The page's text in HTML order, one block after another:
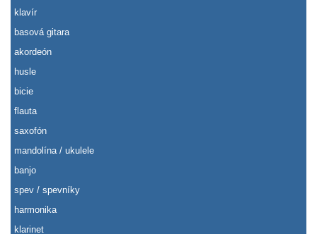
klavír
basová gitara
akordeón
husle
bicie
flauta
saxofón
mandolína / ukulele
banjo
spev / spevníky
harmonika
klarinet